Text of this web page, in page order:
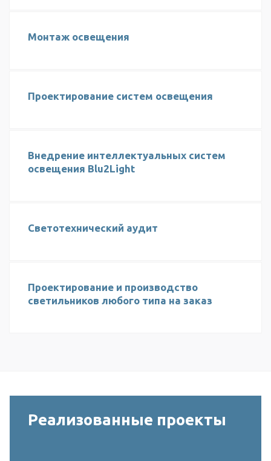
Монтаж освещения
Проектирование систем освещения
Внедрение интеллектуальных систем
освещения Blu2Light
Светотехнический аудит
Проектирование и производство
светильников любого типа на заказ
Реализованные проекты